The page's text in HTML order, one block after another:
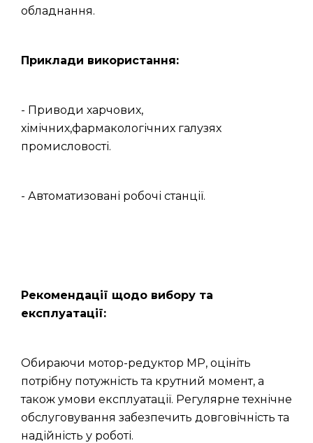
обладнання.
Приклади використання:
- Приводи харчових,
хімічних,фармакологічних галузях
промисловості.
- Автоматизовані робочі станції.
Рекомендації щодо вибору та
експлуатації:
Обираючи мотор-редуктор МР, оцініть
потрібну потужність та крутний момент, а
також умови експлуатації. Регулярне технічне
обслуговування забезпечить довговічність та
надійність у роботі.